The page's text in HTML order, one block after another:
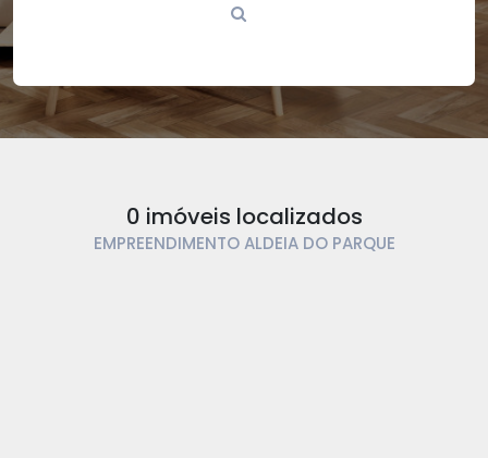
0 imóveis localizados
EMPREENDIMENTO ALDEIA DO PARQUE